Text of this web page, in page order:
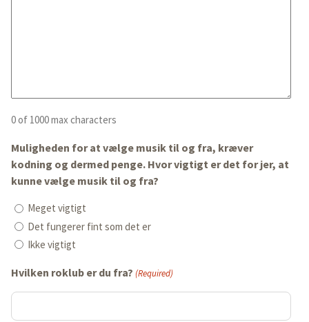
0 of 1000 max characters
Muligheden for at vælge musik til og fra, kræver
kodning og dermed penge. Hvor vigtigt er det for jer, at
kunne vælge musik til og fra?
Meget vigtigt
Det fungerer fint som det er
Ikke vigtigt
Hvilken roklub er du fra? (Required)